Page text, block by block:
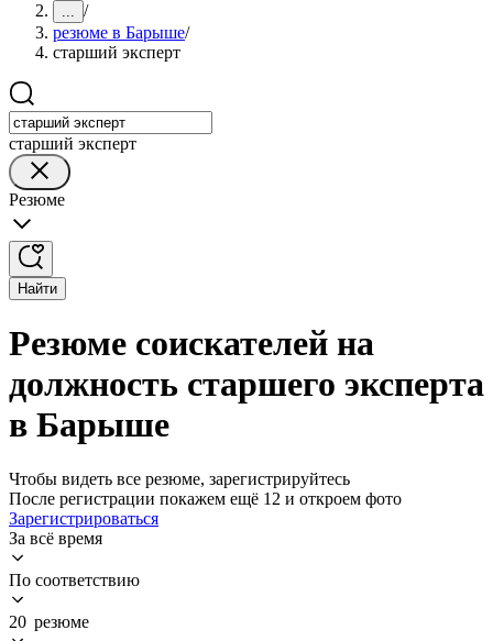
... /
резюме в Барыше/
старший эксперт
старший эксперт
Резюме
Найти
Резюме соискателей на
должность старшего эксперта
в Барыше
Чтобы видеть все резюме, зарегистрируйтесь
После регистрации покажем ещё 12 и откроем фото
Зарегистрироваться
За всё время
По соответствию
20 резюме